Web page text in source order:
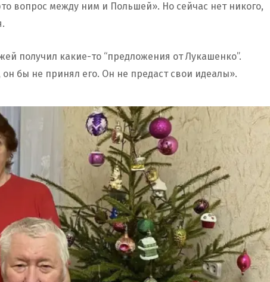
вопрос между ним и Польшей». Но сейчас нет никого,
получил какие-то “предложения от Лукашенко”.
бы не принял его. Он не предаст свои идеалы».